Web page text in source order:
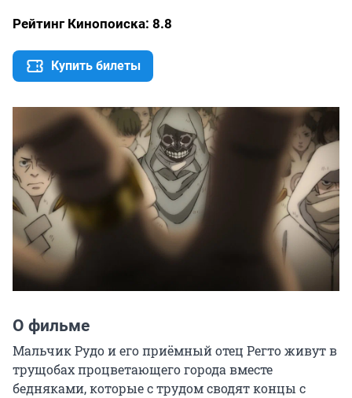
Рейтинг Кинопоиска: 8.8
Купить билеты
О фильме
Мальчик Рудо и его приёмный отец Регто живут в
трущобах процветающего города вместе
бедняками, которые с трудом сводят концы с